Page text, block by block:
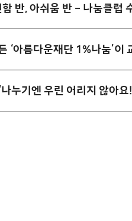
반, 아쉬움 반 – 나눔클럽
‘아름다운재단 1%나눔’이
누기엔 우린 어리지 않아요